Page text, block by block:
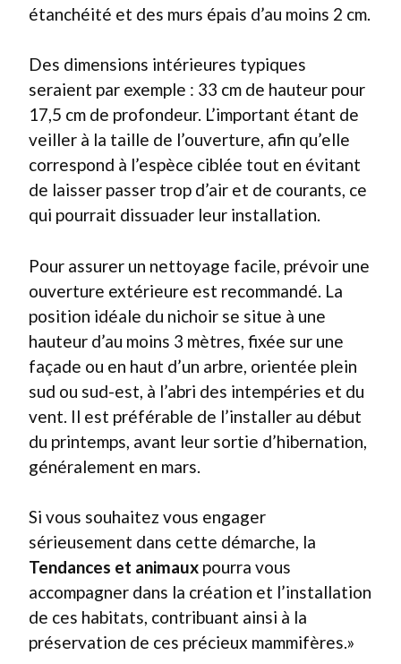
étanchéité et des murs épais d’au moins 2 cm.
Des dimensions intérieures typiques
seraient par exemple : 33 cm de hauteur pour
17,5 cm de profondeur. L’important étant de
veiller à la taille de l’ouverture, afin qu’elle
correspond à l’espèce ciblée tout en évitant
de laisser passer trop d’air et de courants, ce
qui pourrait dissuader leur installation.
Pour assurer un nettoyage facile, prévoir une
ouverture extérieure est recommandé. La
position idéale du nichoir se situe à une
hauteur d’au moins 3 mètres, fixée sur une
façade ou en haut d’un arbre, orientée plein
sud ou sud-est, à l’abri des intempéries et du
vent. Il est préférable de l’installer au début
du printemps, avant leur sortie d’hibernation,
généralement en mars.
Si vous souhaitez vous engager
sérieusement dans cette démarche, la
Tendances et animaux pourra vous
accompagner dans la création et l’installation
de ces habitats, contribuant ainsi à la
préservation de ces précieux mammifères.»